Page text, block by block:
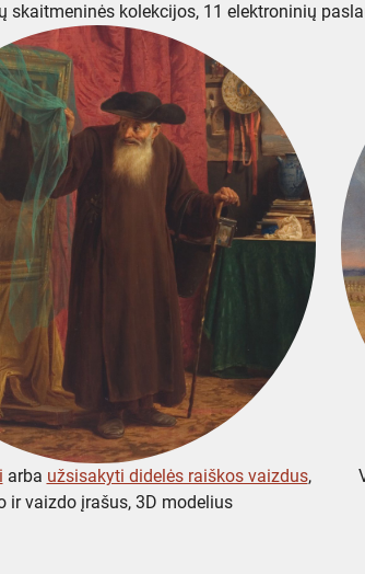
skaitmeninės kolekcijos, 11 elektroninių
arba užsisakyti didelės raiškos vaizdus,
ir vaizdo įrašus, 3D modelius